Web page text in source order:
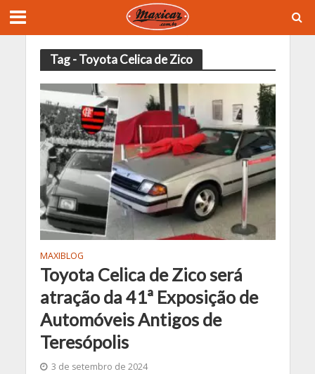
Tag - Toyota Celica de Zico
MAXIBLOG
Toyota Celica de Zico será
atração da 41ª Exposição de
Automóveis Antigos de
Teresópolis
3 de setembro de 2024